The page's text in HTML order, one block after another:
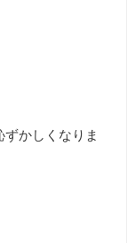
かしくなりま